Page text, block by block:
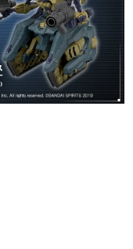
エイターの青春〜
られるマンガ家・田中圭
マンガです。
の魅力を画面や操作の
、硬派で骨太な評論連載